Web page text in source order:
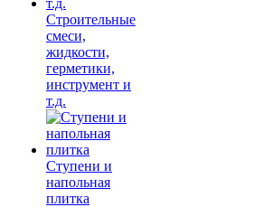
Строительные
смеси,
жидкости,
герметики,
инструмент и
т.д.
Ступени и
напольная
плитка